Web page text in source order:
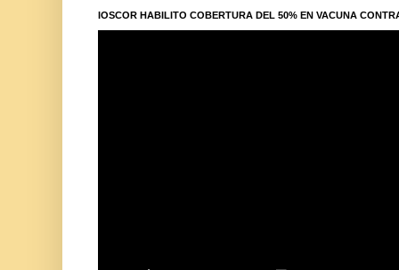
IOSCOR HABILITO COBERTURA DEL 50% EN VACUNA